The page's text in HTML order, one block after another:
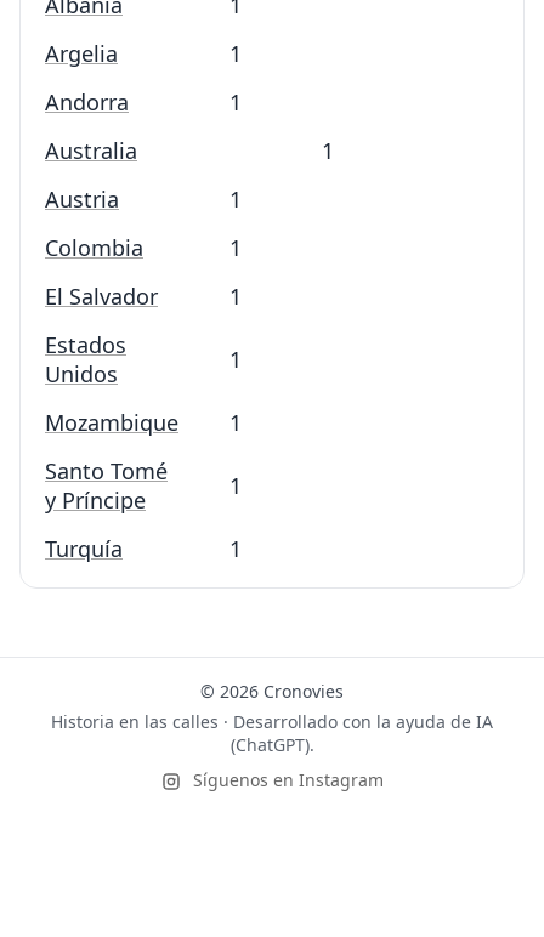
Argelia
1
Andorra
1
Australia
1
Austria
1
Colombia
1
El Salvador
1
Estados
Unidos
1
Mozambique
1
Santo Tomé
y Príncipe
1
Turquía 1
© 2026 Cronovies
Historia en las calles · Desarrollado con la ayuda de IA
(ChatGPT).
Síguenos en Instagram